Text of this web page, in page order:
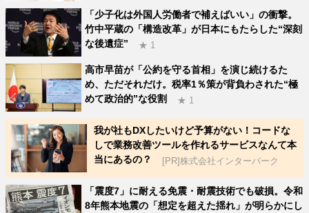
「少子化は外国人労働者で補えばいい」の衝撃。
竹中平蔵の「構造改革」が日本にもたらした“深刻
な後遺症”
★ 1
高市早苗が「公約を守る首相」を演じ続けるた
め、ただそれだけ。税率1％策が背負わされた“極
めて政治的”な役割
★ 1
我が社もDXしたいけど予算がない！コードな
しで業務改善ツールを作れるサービスなんて本
当にあるの？
[PR]株式会社インターパーク
「震度7」に耐える免震・耐震技術でも破損。令和
8年熊本地震の「想定を超えた揺れ」が明らかにし